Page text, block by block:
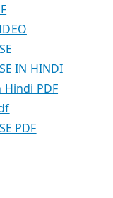
IN HINDI
Hindi PDF
PDF